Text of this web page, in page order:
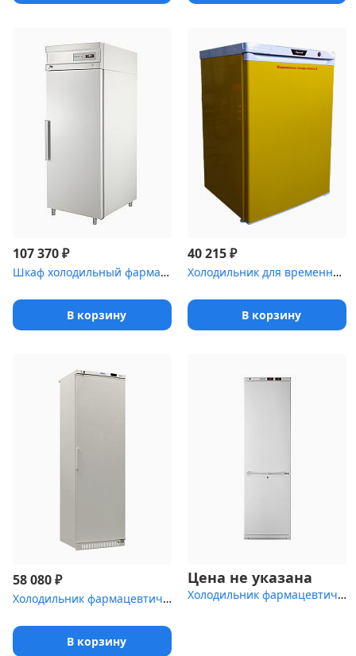
107 370₽
Шкаф холодильный фармацевтический Polair ШХФ-0,7 с металлической ...
В корзину
40 215₽
Холодильник для временного хранения медицинских отходов Саратов-5...
В корзину
58 080₽
Холодильник фармацевтический Pozis ХФ-400-2 с металлической дверь...
В корзину
Цена не указана
Холодильник фармацевтический Pozis ХЛ-340